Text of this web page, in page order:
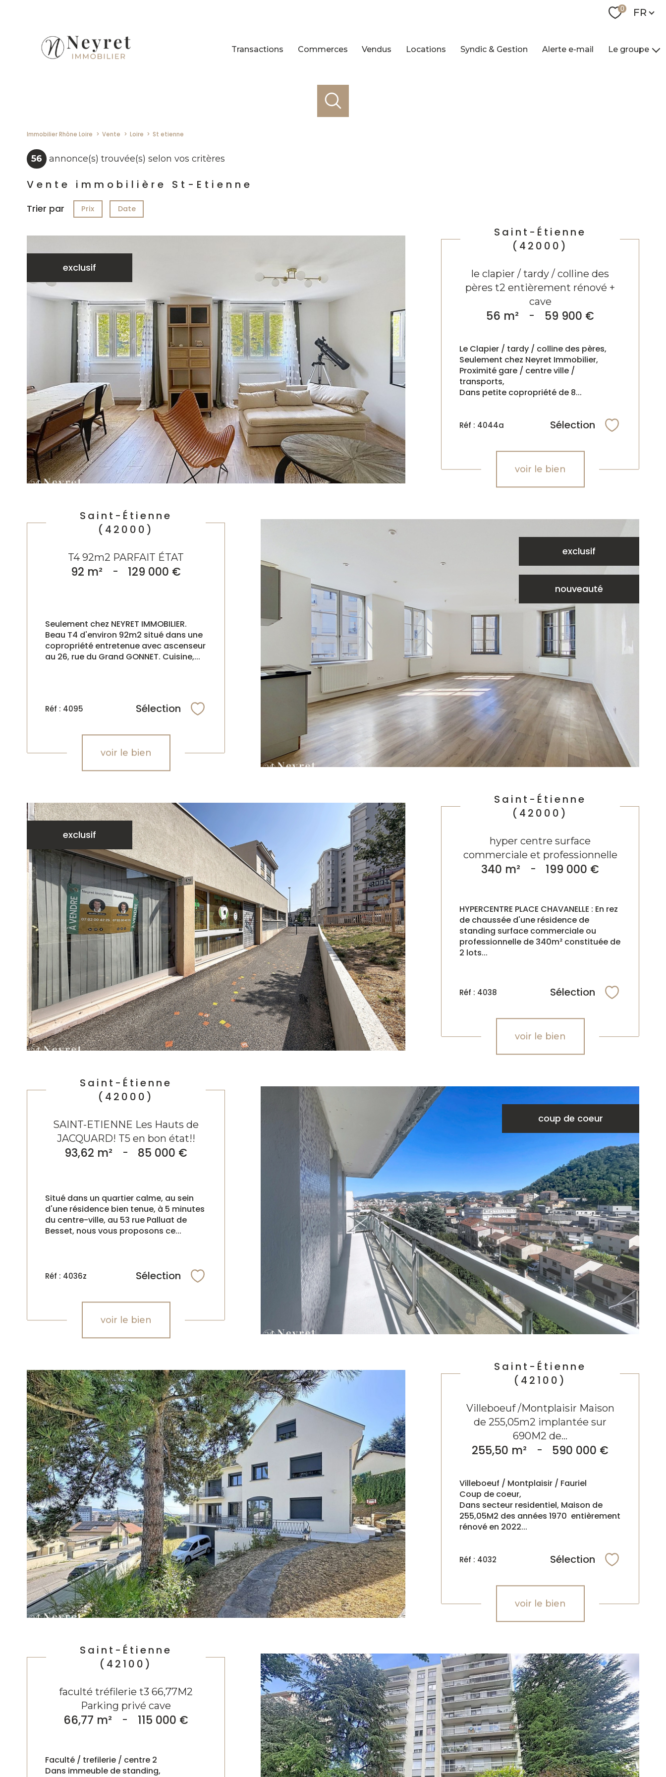
0 Langue
FR
Transactions Commerces Vendus Locations Syndic & Gestion Alerte e-mail Le groupe
Immobilier Rhône Loire Vente Loire St etienne
56 annonce(s) trouvée(s) selon vos critères
Vente immobilière St-Etienne
Trier par Prix Date
exclusif
Saint-Étienne
(42000)
le clapier / tardy / colline des
pères t2 entièrement rénové +
cave
56 m² - 59 900 €
Le Clapier / tardy / colline des pères,
Seulement chez Neyret Immobilier,
Proximité gare / centre ville /
transports,
Dans petite copropriété de 8...
Réf : 4044a Sélection
voir le bien
exclusif
nouveauté
Saint-Étienne
(42000)
T4 92m2 PARFAIT ÉTAT
92 m² - 129 000 €
Seulement chez NEYRET IMMOBILIER.
Beau T4 d'environ 92m2 situé dans une
copropriété entretenue avec ascenseur
au 26, rue du Grand GONNET. Cuisine,...
Réf : 4095 Sélection Sélectionner
voir le bien
exclusif
Saint-Étienne
(42000)
hyper centre surface
commerciale et professionnelle
340 m² - 199 000 €
HYPERCENTRE PLACE CHAVANELLE : En rez
de chaussée d'une résidence de
standing surface commerciale ou
professionnelle de 340m² constituée de
2 lots...
Réf : 4038 Sélection
voir le bien
coup de coeur
Saint-Étienne
(42000)
SAINT-ETIENNE Les Hauts de
JACQUARD! T5 en bon état!!
93,62 m² - 85 000 €
Situé dans un quartier calme, au sein
d'une résidence bien tenue, à 5 minutes
du centre-ville, au 53 rue Palluat de
Besset, nous vous proposons ce...
Réf : 4036z Sélection Sélectionner
voir le bien
Saint-Étienne
(42100)
Villeboeuf /Montplaisir Maison
de 255,05m2 implantée sur
690M2 de...
255,50 m² - 590 000 €
Villeboeuf / Montplaisir / Fauriel
Coup de coeur,
Dans secteur residentiel, Maison de
255,05M2 des années 1970 entièrement
rénové en 2022...
Réf : 4032 Sélection
voir le bien
Saint-Étienne
(42100)
faculté tréfilerie t3 66,77M2
Parking privé cave
66,77 m² - 115 000 €
Faculté / trefilerie / centre 2
Dans immeuble de standing,